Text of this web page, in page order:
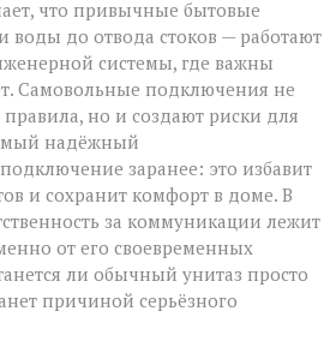
что привычные бытовые
воды до отвода стоков — работают
системы, где важны
Самовольные подключения не
но и создают риски для
надёжный
заранее: это избавит
и сохранит комфорт в доме. В
за коммуникации лежит
от его своевременных
ли обычный унитаз просто
причиной серьёзного